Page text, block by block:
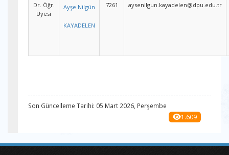
Dr. Öğr.
Üyesi
Ayşe Nilgün
KAYADELEN
7261 aysenilgun.kayadelen@dpu.edu.tr
Son Güncelleme Tarihi: 05 Mart 2026, Perşembe
1.609